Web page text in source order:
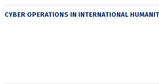
CYBER OPERATIONS IN INTERNATIONAL